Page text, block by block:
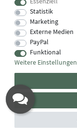
Statistik
Marketing
Externe Medien
PayPal
Funktional
Weitere Einstellungen